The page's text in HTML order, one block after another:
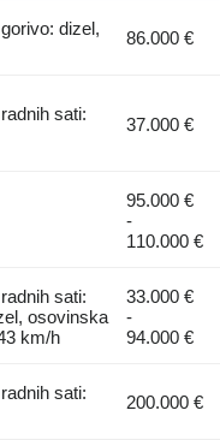
dizel,
86.000 €
sati:
37.000 €
95.000 €
-
110.000 €
sati:
osovinska
km/h
33.000 €
-
94.000 €
sati:
200.000 €